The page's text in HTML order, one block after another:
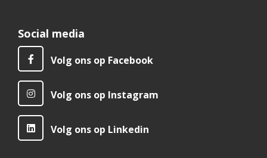
Social media
Volg ons op Facebook
Volg ons op Instagram
Volg ons op Linkedin